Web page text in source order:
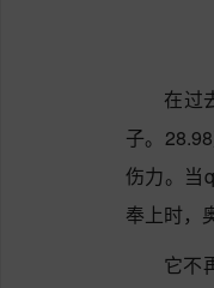
在过
子。
伤力。当
奉上时，
它不